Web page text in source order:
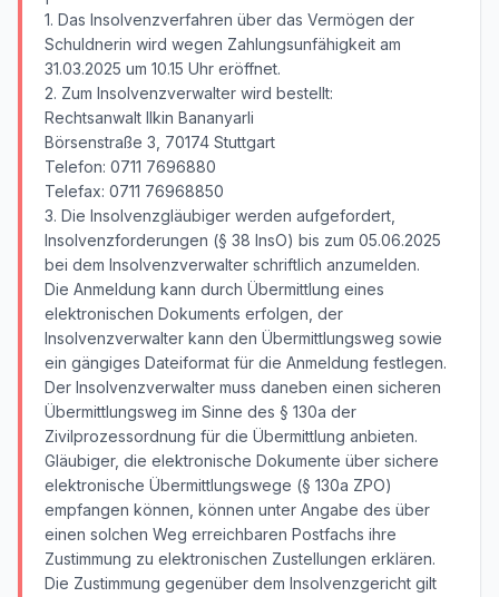
1. Das Insolvenzverfahren über das Vermögen der
Schuldnerin wird wegen Zahlungsunfähigkeit am
31.03.2025 um 10.15 Uhr eröffnet.
2. Zum Insolvenzverwalter wird bestellt:
Rechtsanwalt Ilkin Bananyarli
Börsenstraße 3, 70174 Stuttgart
Telefon: 0711 7696880
Telefax: 0711 76968850
3. Die Insolvenzgläubiger werden aufgefordert,
Insolvenzforderungen (§ 38 InsO) bis zum 05.06.2025
bei dem Insolvenzverwalter schriftlich anzumelden.
Die Anmeldung kann durch Übermittlung eines
elektronischen Dokuments erfolgen, der
Insolvenzverwalter kann den Übermittlungsweg sowie
ein gängiges Dateiformat für die Anmeldung festlegen.
Der Insolvenzverwalter muss daneben einen sicheren
Übermittlungsweg im Sinne des § 130a der
Zivilprozessordnung für die Übermittlung anbieten.
Gläubiger, die elektronische Dokumente über sichere
elektronische Übermittlungswege (§ 130a ZPO)
empfangen können, können unter Angabe des über
einen solchen Weg erreichbaren Postfachs ihre
Zustimmung zu elektronischen Zustellungen erklären.
Die Zustimmung gegenüber dem Insolvenzgericht gilt